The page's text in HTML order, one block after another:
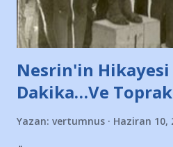
yazının hemen ardından bu habe...
Nesrin'in Hikayesi
Dakika…Ve
Yazan: vertumnus Haziran 10,